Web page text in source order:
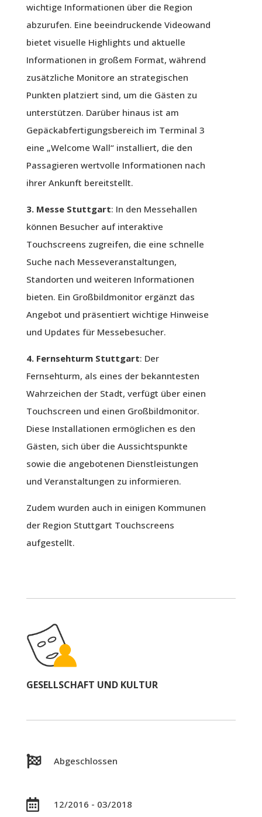
wichtige Informationen über die Region
abzurufen. Eine beeindruckende Videowand
bietet visuelle Highlights und aktuelle
Informationen in großem Format, während
zusätzliche Monitore an strategischen
Punkten platziert sind, um die Gästen zu
unterstützen. Darüber hinaus ist am
Gepäckabfertigungsbereich im Terminal 3
eine „Welcome Wall“ installiert, die den
Passagieren wertvolle Informationen nach
ihrer Ankunft bereitstellt.
3. Messe Stuttgart: In den Messehallen
können Besucher auf interaktive
Touchscreens zugreifen, die eine schnelle
Suche nach Messeveranstaltungen,
Standorten und weiteren Informationen
bieten. Ein Großbildmonitor ergänzt das
Angebot und präsentiert wichtige Hinweise
und Updates für Messebesucher.
4. Fernsehturm Stuttgart: Der
Fernsehturm, als eines der bekanntesten
Wahrzeichen der Stadt, verfügt über einen
Touchscreen und einen Großbildmonitor.
Diese Installationen ermöglichen es den
Gästen, sich über die Aussichtspunkte
sowie die angebotenen Dienstleistungen
und Veranstaltungen zu informieren.
Zudem wurden auch in einigen Kommunen
der Region Stuttgart Touchscreens
aufgestellt.
GESELLSCHAFT UND KULTUR
 Abgeschlossen
 12/2016 - 03/2018